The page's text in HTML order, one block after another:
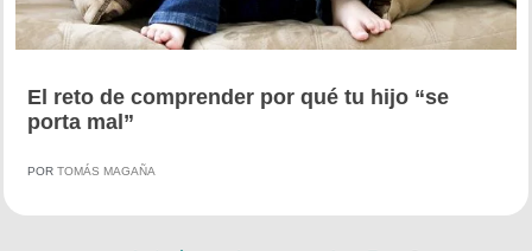
El reto de comprender por qué tu hijo “se
porta mal”
POR TOMÁS MAGAÑA